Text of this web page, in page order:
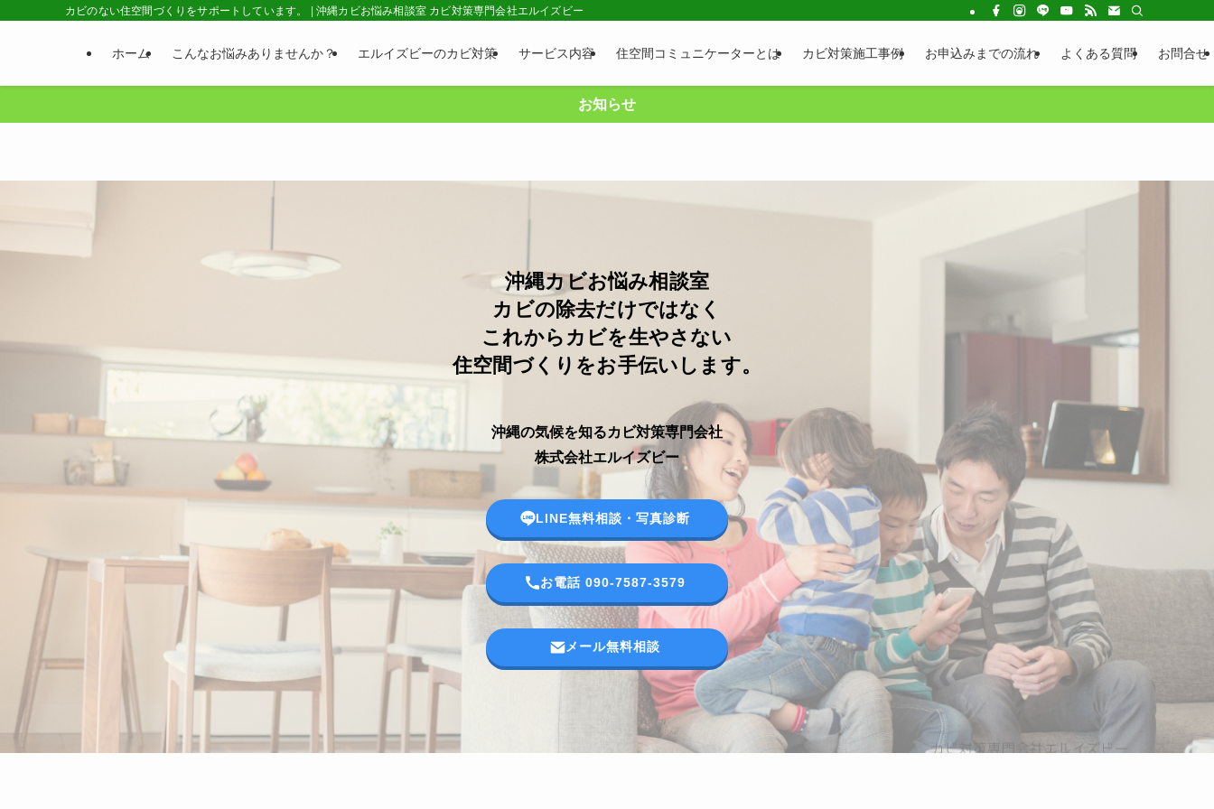
カビのない住空間づくりをサポートしています。 | 沖縄カビお悩み相談室 カビ対策専門会社エルイズビー
ホーム こんなお悩みありませんか？ エルイズビーのカビ対策 サービス内容 住空間コミュニケーターとは カビ対策施工事例 お申込みまでの流れ よくある質問 お問合せ
お知らせ
沖縄カビお悩み相談室
カビの除去だけではなく
これからカビを生やさない
住空間づくりをお手伝いします。
沖縄の気候を知るカビ対策専門会社
株式会社エルイズビー
LINE無料相談・写真診断
お電話 090-7587-3579
メール無料相談